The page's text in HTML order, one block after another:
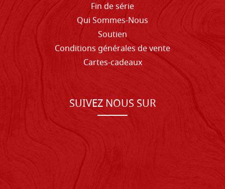
Fin de série
Qui Sommes-Nous
Soutien
Conditions générales de vente
Cartes-cadeaux
SUIVEZ NOUS SUR